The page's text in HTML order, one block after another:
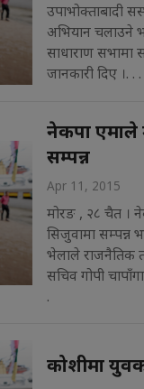
उपाभोक्ताबादी
अभियान चलाउने
साधाराण सभामा
जानकारी दिए ।. . .
नेकपा एमाले
सम्पन्न
Apr 11, 2015
मोरङ , २८ चैत ।
सिजुवामा सम्पन्न
भेलाले राजनैतिक
सचिव गोपी
.
कोशीमा